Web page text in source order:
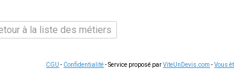
à la liste des métiers
CGU - Confidentialité- Service proposé parViteUnDevis.com -Vous